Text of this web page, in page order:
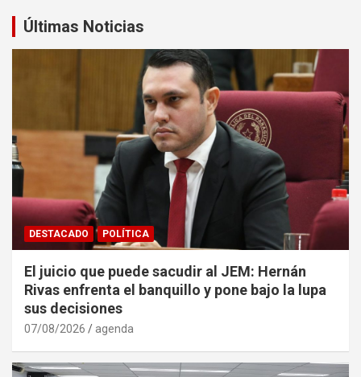
Últimas Noticias
DESTACADO POLÍTICA
El juicio que puede sacudir al JEM: Hernán
Rivas enfrenta el banquillo y pone bajo la lupa
sus decisiones
07/08/2026 agenda